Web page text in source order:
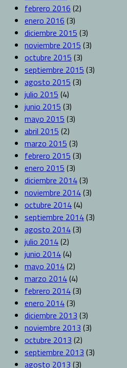
febrero 2016 (2)
enero 2016 (3)
diciembre 2015 (3)
noviembre 2015 (3)
octubre 2015 (3)
septiembre 2015 (3)
agosto 2015 (3)
julio 2015 (4)
junio 2015 (3)
mayo 2015 (3)
abril 2015 (2)
marzo 2015 (3)
febrero 2015 (3)
enero 2015 (3)
diciembre 2014(3)
noviembre 2014(3)
octubre 2014(4)
septiembre 2014(3)
agosto 2014(3)
julio 2014(2)
junio 2014(4)
mayo 2014(2)
marzo 2014(4)
febrero 2014(3)
enero 2014(3)
diciembre 2013 (3)
noviembre 2013 (3)
octubre 2013 (2)
septiembre 2013 (3)
agosto 2013 (3)